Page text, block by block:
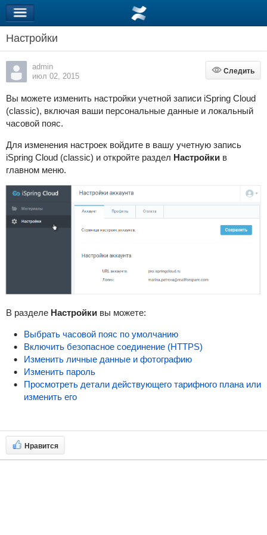
Настройки
admin
июл 02, 2015
Следить
Следить
Вы можете изменить настройки учетной записи iSpring Cloud
(classic), включая ваши персональные данные и локальный
часовой пояс.
Для изменения настроек войдите в вашу учетную запись
iSpring Cloud (classic) и откройте раздел Настройкив
главном меню.
В разделе Настройкивы можете:
Выбрать часовой пояс по умолчанию
Включить безопасное соединение (HTTPS)
Изменить личные данные и фотографию
Изменить пароль
Просмотреть детали действующего тарифного плана или
изменить его
Нравится